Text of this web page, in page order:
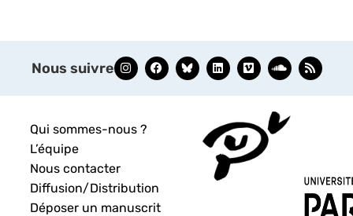
Nous suivre
Qui sommes-nous ?
L’équipe
Nous contacter
Diffusion/Distribution
Déposer un manuscrit